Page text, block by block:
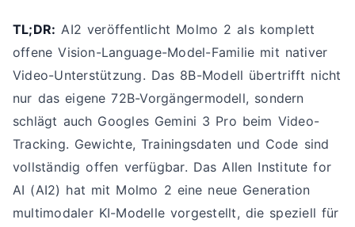
TL;DR: AI2 veröffentlicht Molmo 2 als komplett
offene Vision-Language-Model-Familie mit nativer
Video-Unterstützung. Das 8B-Modell übertrifft nicht
nur das eigene 72B-Vorgängermodell, sondern
schlägt auch Googles Gemini 3 Pro beim Video-
Tracking. Gewichte, Trainingsdaten und Code sind
vollständig offen verfügbar. Das Allen Institute for
AI (AI2) hat mit Molmo 2 eine neue Generation
multimodaler KI-Modelle vorgestellt, die speziell für